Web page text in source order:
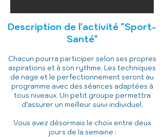
Description de l'activité "Sport-
Santé"
Chacun pourra participer selon ses propres
aspirations et à son rythme. Les techniques
de nage et le perfectionnement seront au
programme avec des séances adaptées à
tous niveaux. Un petit groupe permettra
d’assurer un meilleur suivi individuel.
Vous avez désormais le choix entre deux
jours de la semaine :